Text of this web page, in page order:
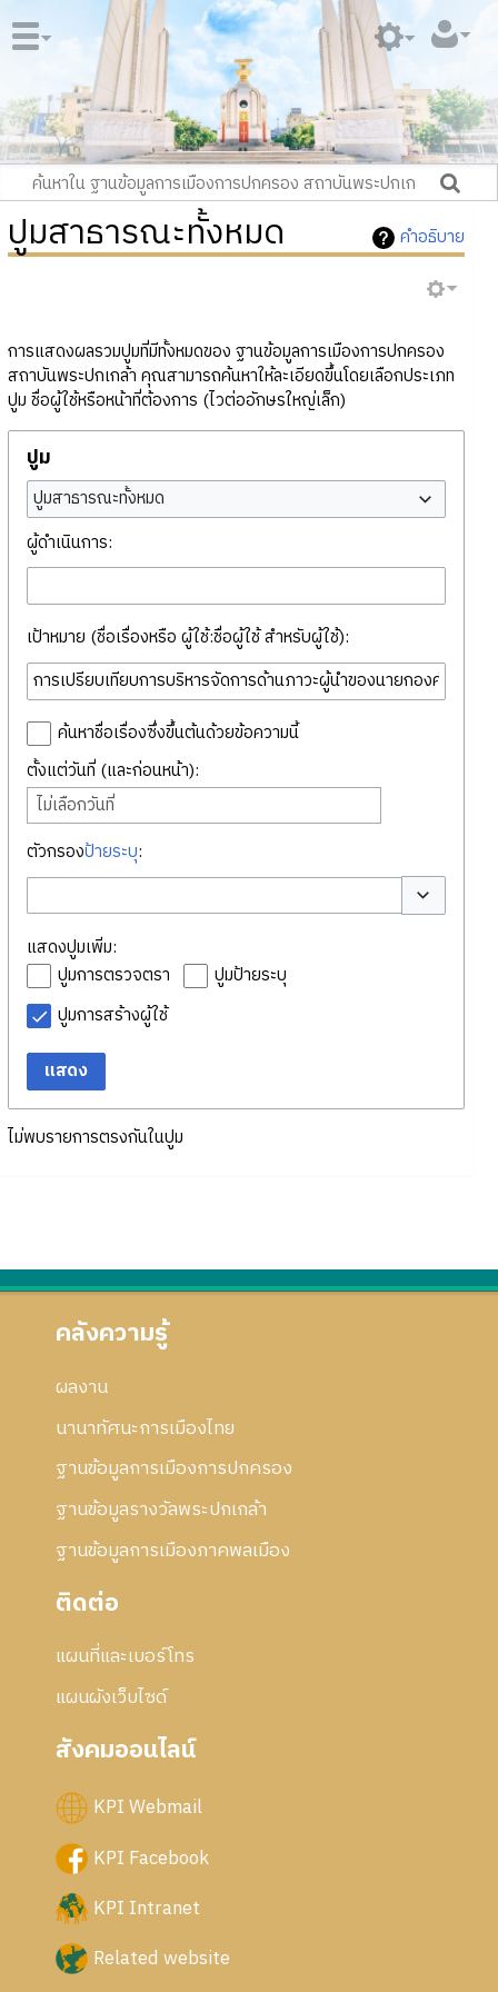
คำอธิบาย
ปูมสาธารณะทั้งหมด
การแสดงผลรวมปูมที่มีทั้งหมดของ ฐานข้อมูลการเมืองการปกครอง
สถาบันพระปกเกล้า คุณสามารถค้นหาให้ละเอียดขึ้นโดยเลือกประเภท
ปูม ชื่อผู้ใช้หรือหน้าที่ต้องการ (ไวต่ออักษรใหญ่เล็ก)
ปูม
ปูมสาธารณะทั้งหมด
ผู้ดำเนินการ:
เป้าหมาย (ชื่อเรื่องหรือ ผู้ใช้:ชื่อผู้ใช้ สำหรับผู้ใช้):
ค้นหาชื่อเรื่องซึ่งขึ้นต้นด้วยข้อความนี้
ตั้งแต่วันที่ (และก่อนหน้า):
ไม่เลือกวันที่
ตัวกรองป้ายระบุ:
สลับตัวเลือก
แสดงปูมเพิ่ม:
ปูมการตรวจตรา
ปูมป้ายระบุ
ปูมการสร้างผู้ใช้
แสดง
ไม่พบรายการตรงกันในปูม
คลังความรู้
ผลงาน
นานาทัศนะการเมืองไทย
ฐานข้อมูลการเมืองการปกครอง
ฐานข้อมูลรางวัลพระปกเกล้า
ฐานข้อมูลการเมืองภาคพลเมือง
ติดต่อ
แผนที่และเบอร์โทร
แผนผังเว็บไซด์
สังคมออนไลน์
KPI Webmail
KPI Facebook
KPI Intranet
Related website